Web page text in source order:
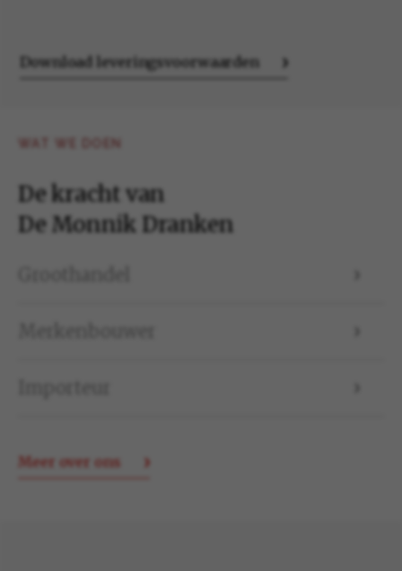
De kracht van
De Monnik Dranken
Meer over ons
Download leveringsvoorwaarden